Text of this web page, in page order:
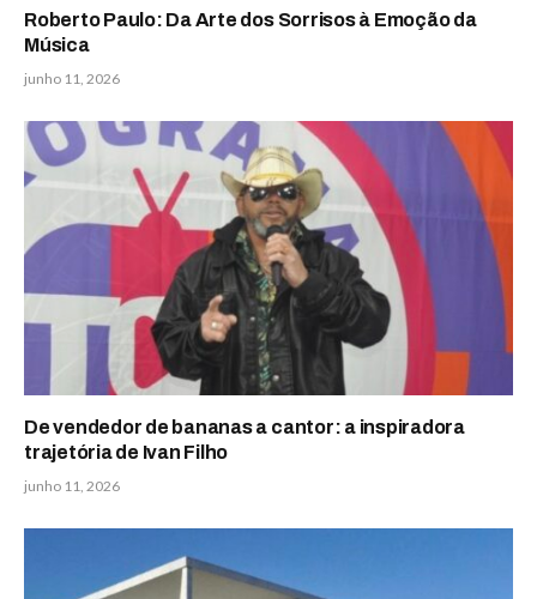
Roberto Paulo: Da Arte dos Sorrisos à Emoção da
Música
junho 11, 2026
De vendedor de bananas a cantor: a inspiradora
trajetória de Ivan Filho
junho 11, 2026